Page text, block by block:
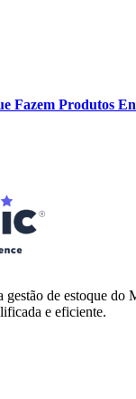
Fazem Produtos
gestão de estoque do
e eficiente.